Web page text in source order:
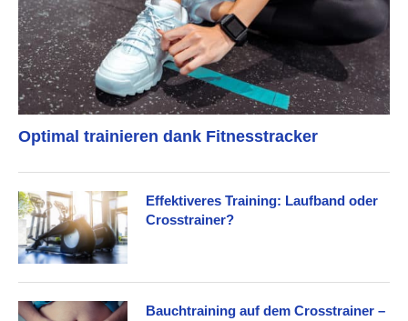
Optimal trainieren dank Fitnesstracker
Effektiveres Training: Laufband oder
Crosstrainer?
Bauchtraining auf dem Crosstrainer –